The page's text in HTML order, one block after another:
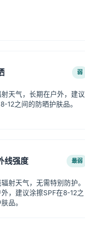
弱
天气，长期在户外，建议
12之间的防晒护肤品。
线强度 最弱
射天气，无需特别防护。
，建议涂擦SPF在8-12之
品。